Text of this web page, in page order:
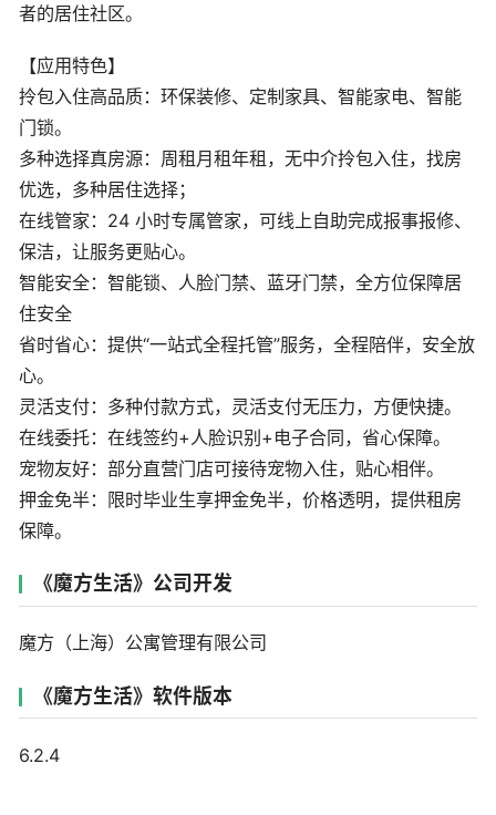
者的居住社区。
【应用特色】
拎包入住高品质：环保装修、定制家具、智能家电、智能
门锁。
多种选择真房源：周租月租年租，无中介拎包入住，找房
优选，多种居住选择；
在线管家：24 小时专属管家，可线上自助完成报事报修、
保洁，让服务更贴心。
智能安全：智能锁、人脸门禁、蓝牙门禁，全方位保障居
住安全
省时省心：提供“一站式全程托管”服务，全程陪伴，安全放
心。
灵活支付：多种付款方式，灵活支付无压力，方便快捷。
在线委托：在线签约+人脸识别+电子合同，省心保障。
宠物友好：部分直营门店可接待宠物入住，贴心相伴。
押金免半：限时毕业生享押金免半，价格透明，提供租房
保障。
《魔方生活》公司开发
魔方（上海）公寓管理有限公司
《魔方生活》软件版本
6.2.4